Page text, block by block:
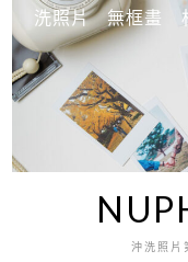
至
主
要
容
洗照片 無框畫
沖洗照片